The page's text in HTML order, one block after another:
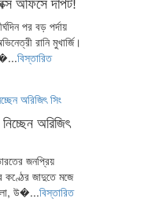
পর বড় পর্দায়
রানি মুখার্জি।
�...বিস্তারিত
অরিজিৎ
জনপ্রিয়
কণ্ঠের জাদুতে মজে
উ�...বিস্তারিত